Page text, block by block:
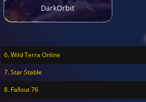
DarkOrbit
6. Wild Terra Online
7. Star Stable
8. Fallout 76